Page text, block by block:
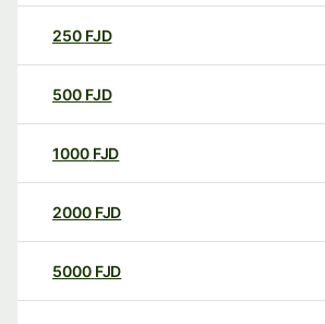
250 FJD
500 FJD
1000 FJD
2000 FJD
5000 FJD